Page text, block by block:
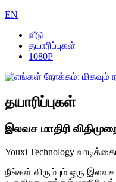
EN
வீடு
தயாரிப்புகள்
1080P
தயாரிப்புகள்
இலவச மாதிரி
Youxi Technology
நீங்கள் விரும்பும் ஒரு